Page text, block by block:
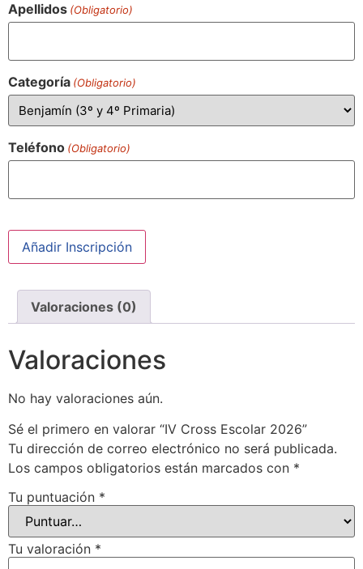
Apellidos (Obligatorio)
Categoría (Obligatorio)
Teléfono (Obligatorio)
Añadir Inscripción
Valoraciones (0)
Valoraciones
No hay valoraciones aún.
Sé el primero en valorar “IV Cross Escolar 2026”
Tu dirección de correo electrónico no será publicada.
Los campos obligatorios están marcados con *
Tu puntuación *
Tu valoración *